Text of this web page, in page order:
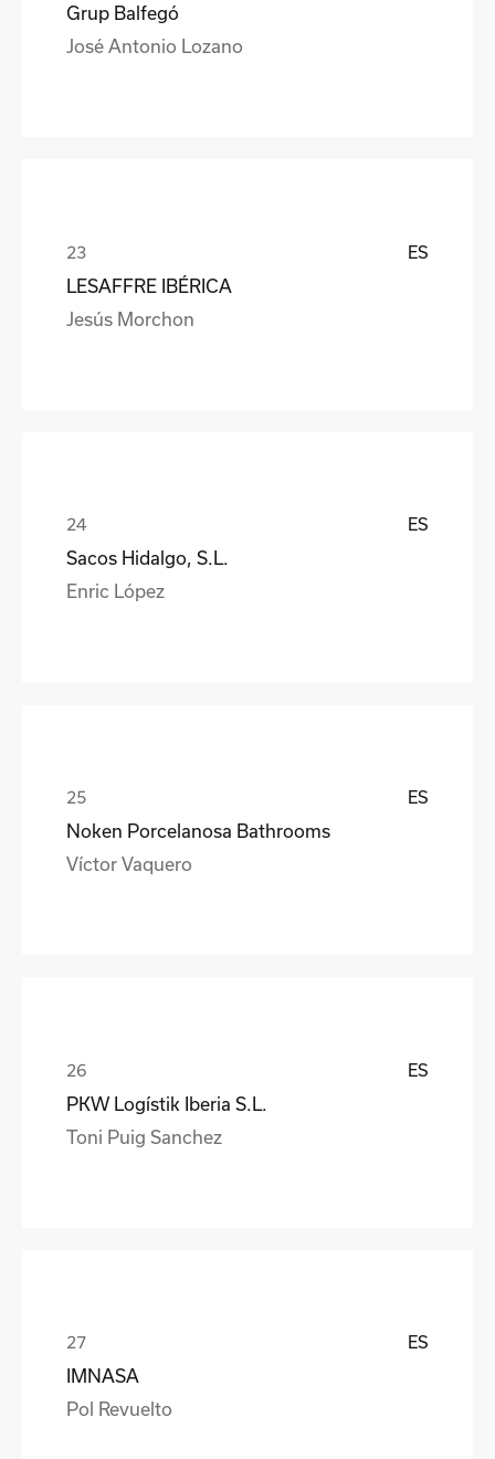
Grup Balfegó
José Antonio Lozano
ES
LESAFFRE IBÉRICA
Jesús Morchon
ES
Sacos Hidalgo, S.L.
Enric López
ES
Noken Porcelanosa Bathrooms
Víctor Vaquero
ES
PKW Logístik Iberia S.L.
Toni Puig Sanchez
ES
IMNASA
Pol Revuelto